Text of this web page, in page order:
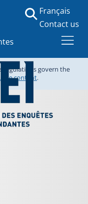
Français
Contact us
regulations govern the
content.